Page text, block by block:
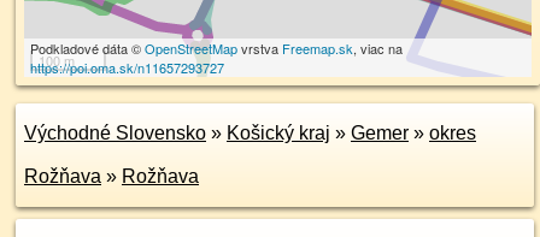
100 m
Podkladové dáta ©OpenStreetMapvrstva Freemap.sk, viac na
https://poi.oma.sk/n11657293727
Východné Slovensko » Košický kraj » Gemer » okres
Rožňava » Rožňava